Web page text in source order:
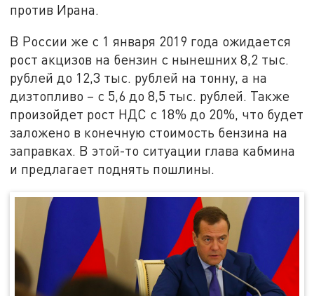
против Ирана.
В России же с 1 января 2019 года ожидается
рост акцизов на бензин с нынешних 8,2 тыс.
рублей до 12,3 тыс. рублей на тонну, а на
дизтопливо – с 5,6 до 8,5 тыс. рублей. Также
произойдет рост НДС с 18% до 20%, что будет
заложено в конечную стоимость бензина на
заправках. В этой-то ситуации глава кабмина
и предлагает поднять пошлины.